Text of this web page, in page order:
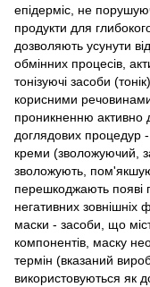
епідерміс, не
продукти для
дозволяють усунути
обмінних процесів,
тонізуючі засоби
корисними
проникненню активно
доглядових процедур
креми (зволожуючий,
зволожують,
перешкоджають появі
негативних зовнішніх
маски - засоби, що
компонентів, маску
термін (вказаний
використовуються як